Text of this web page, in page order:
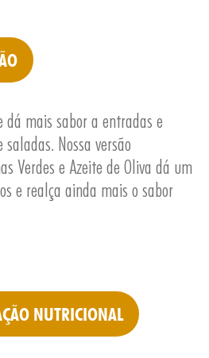
mais sabor a entradas e
Nossa versão
Verdes e Azeite de Oliva dá um
e realça ainda mais o sabor
NUTRICIONAL